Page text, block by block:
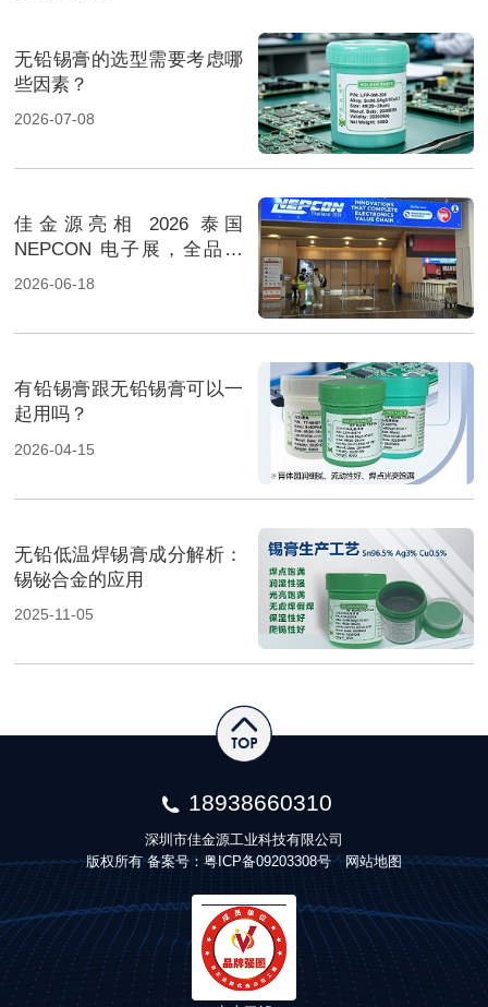
无铅锡膏的选型需要考虑哪
些因素？
2026-07-08
佳金源亮相 2026 泰国
NEPCON 电子展，全品类
焊料重磅展出，高性能锡膏
2026-06-18
有铅锡膏跟无铅锡膏可以一
起用吗？
2026-04-15
无铅低温焊锡膏成分解析：
锡铋合金的应用
2025-11-05
18938660310
深圳市佳金源工业科技有限公司
版权所有 备案号：粤ICP备09203308号 网站地图